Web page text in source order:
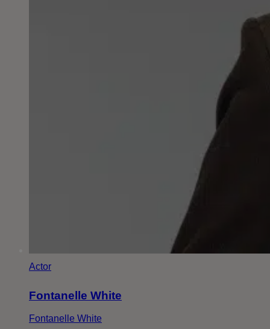
Actor
Fontanelle White
Fontanelle White